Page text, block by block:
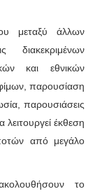
μεταξύ άλλων
διακεκριμένων
και εθνικών
παρουσίαση
παρουσιάσεις
έκθεση
από μεγάλο
το